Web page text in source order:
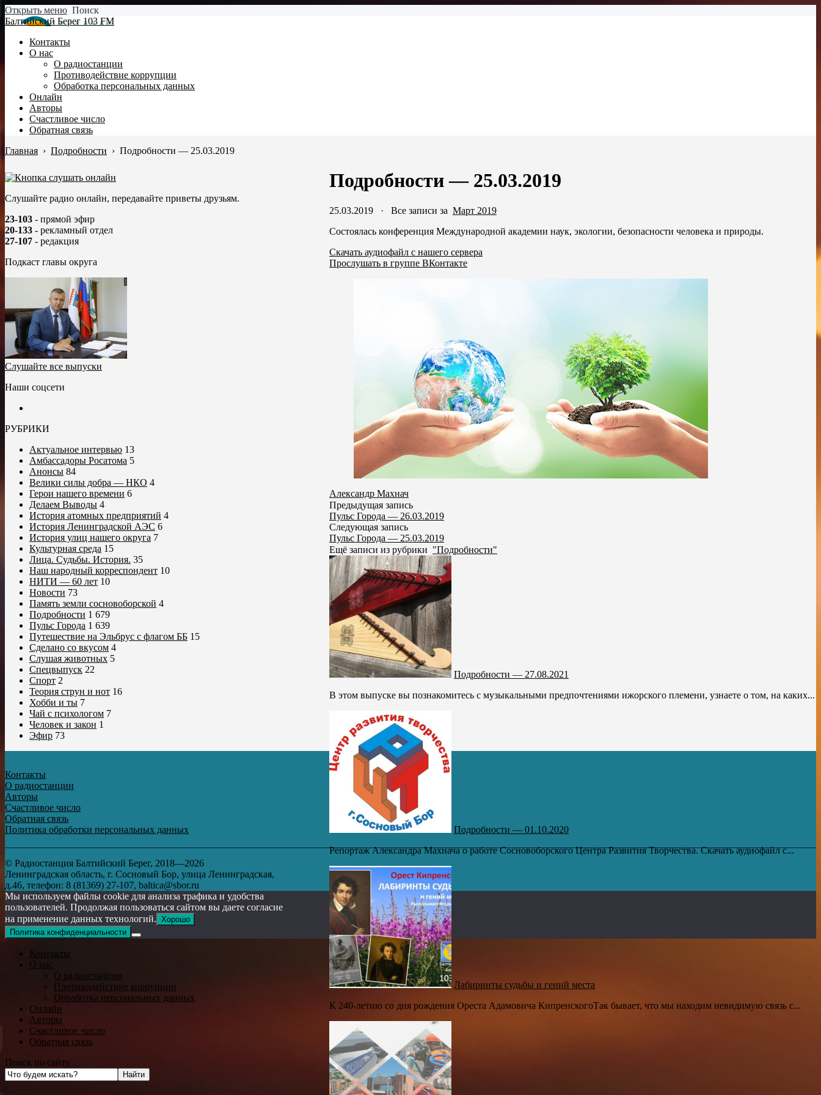
Открыть меню Поиск
Балтийский Берег 103 FM
Контакты
О нас
О радиостанции
Противодействие коррупции
Обработка персональных данных
Онлайн
Авторы
Счастливое число
Обратная связь
Главная › Подробности › Подробности — 25.03.2019
Подробности — 25.03.2019
25.03.2019 · Все записи за Март 2019
Состоялась конференция Международной академии наук, экологии, безопасности человека и природы.
Скачать аудиофайл с нашего сервера
Прослушать в группе ВКонтакте
Александр Махнач
Предыдущая запись
Пульс Города — 26.03.2019
Следующая запись
Пульс Города — 25.03.2019
Ещё записи из рубрики "Подробности"
Подробности — 27.08.2021
В этом выпуске вы познакомитесь с музыкальными предпочтениями ижорского племени, узнаете о том, на каких...
Подробности — 01.10.2020
Репортаж Александра Махнача о работе Сосновоборского Центра Развития Творчества. Скачать аудиофайл с...
Лабиринты судьбы и гений места
К 240-летию со дня рождения Ореста Адамовича КипренскогоТак бывает, что мы находим невидимую связь с...
Слушайте радио онлайн, передавайте приветы друзьям.
23-103 - прямой эфир
20-133 - рекламный отдел
27-107 - редакция
Подкаст главы округа
Слушайте все выпуски
Наши соцсети
РУБРИКИ
Актуальное интервью 13
Амбассадоры Росатома 5
Анонсы 84
Велики силы добра — НКО 4
Герои нашего времени 6
Делаем Выводы 4
История атомных предприятий 4
История Ленинградской АЭС 6
История улиц нашего округа 7
Культурная среда 15
Лица. Судьбы. История. 35
Наш народный корреспондент 10
НИТИ — 60 лет 10
Новости 73
Память земли сосновоборской 4
Подробности 1 679
Пульс Города 1 639
Путешествие на Эльбрус с флагом ББ 15
Сделано со вкусом 4
Слушая животных 5
Спецвыпуск 22
Спорт 2
Теория струн и нот 16
Хобби и ты 7
Чай с психологом 7
Человек и закон 1
Эфир 73
Контакты
О радиостанции
Авторы
Счастливое число
Обратная связь
Политика обработки персональных данных
© Радиостанция Балтийский Берег, 2018—2026
Ленинградская область, г. Сосновый Бор, улица Ленинградская,
д.46, телефон: 8 (81369) 27-107, baltica@sbor.ru
Мы используем файлы cookie для анализа трафика и удобства
пользователей. Продолжая пользоваться сайтом вы даете согласие
на применение данных технологий. Хорошо
Политика конфиденциальности
Контакты
О нас
О радиостанции
Противодействие коррупции
Обработка персональных данных
Онлайн
Авторы
Счастливое число
Обратная связь
Поиск по сайту